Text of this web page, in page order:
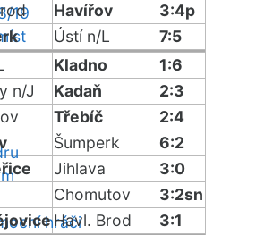
19
hráči
Havířov
3:4p
Ústí n/L
7:5
Kladno
1:6
n/J Kadaň
2:3
Třebíč
2:4
Šumperk
6:2
Jihlava
3:0
Chomutov
3:2sn
Havl. Brod
3:1